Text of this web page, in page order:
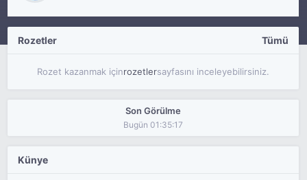
Rozetler Tümü
Rozet kazanmak içinrozetlersayfasını inceleyebilirsiniz.
Son Görülme
Bugün 01:35:17
Künye